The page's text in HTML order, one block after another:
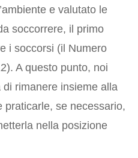
e valutato le
soccorrere, il primo
i soccorsi (il Numero
A questo punto, noi
rimanere insieme alla
praticarle, se necessario,
nella posizione